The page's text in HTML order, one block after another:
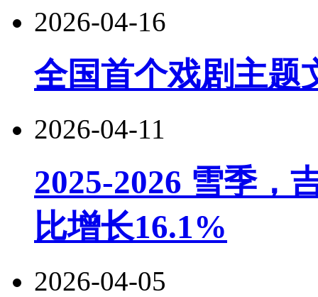
2026-04-16
全国首个戏剧主题
2026-04-11
2025-2026 雪季，
比增长16.1%
2026-04-05